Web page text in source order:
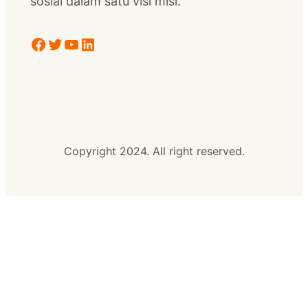
Facebook Twitter YouTube LinkedIn
Copyright 2024. All right reserved.